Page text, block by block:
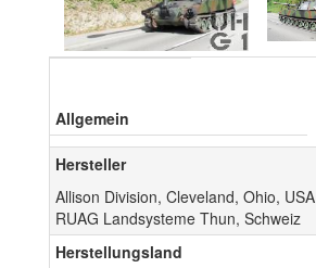
Allgemein
Hersteller
Allison Division, Cleveland, Ohio, USA
RUAG Landsysteme Thun, Schweiz
Herstellungsland